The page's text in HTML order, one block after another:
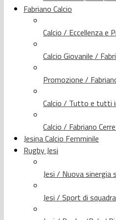
Fabriano Calcio
Calcio / Eccellenza e
Calcio Giovanile /
Promozione /
Calcio / Tutto e tutti
Calcio / Fabriano
Jesina Calcio Femminile
Rugby Jesi
Jesi / Nuova sinergia
Jesi / Sport di